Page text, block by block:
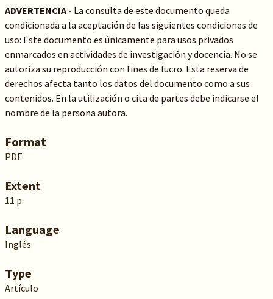
ADVERTENCIA - La consulta de este documento queda
condicionada a la aceptación de las siguientes condiciones de
uso: Este documento es únicamente para usos privados
enmarcados en actividades de investigación y docencia. No se
autoriza su reproducción con fines de lucro. Esta reserva de
derechos afecta tanto los datos del documento como a sus
contenidos. En la utilización o cita de partes debe indicarse el
nombre de la persona autora.
Format
PDF
Extent
11 p.
Language
Inglés
Type
Artículo